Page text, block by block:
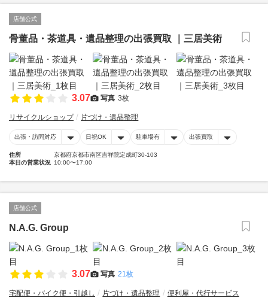
店舗公式
骨董品・茶道具・遺品整理の出張買取 ｜三居美術
3.07 写真 3枚
リサイクルショップ 片づけ・遺品整理
出張・訪問対応 日祝OK 駐車場有 出張買取
住所
京都府京都市南区吉祥院定成町30-103
本日の営業状況 10:00〜17:00
店舗公式
N.A.G. Group
3.07 写真 21枚
宅配便・バイク便・引越し 片づけ・遺品整理 便利屋・代行サービス